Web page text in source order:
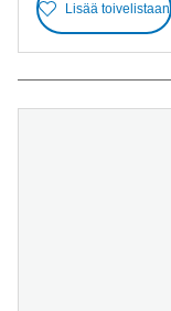
Lisää toivelistaan